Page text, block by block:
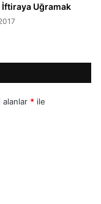
İftiraya Uğramak
alanlar * ile